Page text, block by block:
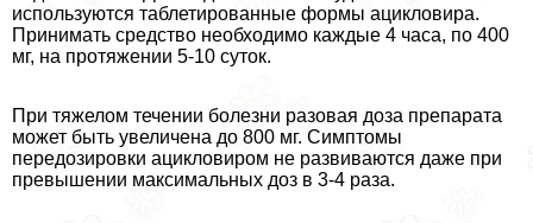
используются таблетированные формы ацикловира.
Принимать средство необходимо каждые 4 часа, по 400
мг, на протяжении 5-10 суток.
При тяжелом течении болезни разовая доза препарата
может быть увеличена до 800 мг. Симптомы
передозировки ацикловиром не развиваются даже при
превышении максимальных доз в 3-4 раза.